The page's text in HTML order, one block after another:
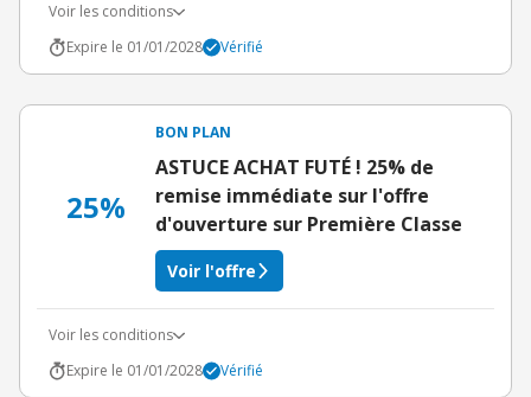
Voir les conditions
Expire le 01/01/2028
Vérifié
25%
BON PLAN
ASTUCE ACHAT FUTÉ ! 25% de
remise immédiate sur l'offre
d'ouverture sur Première Classe
Voir l'offre
Voir les conditions
Expire le 01/01/2028
Vérifié